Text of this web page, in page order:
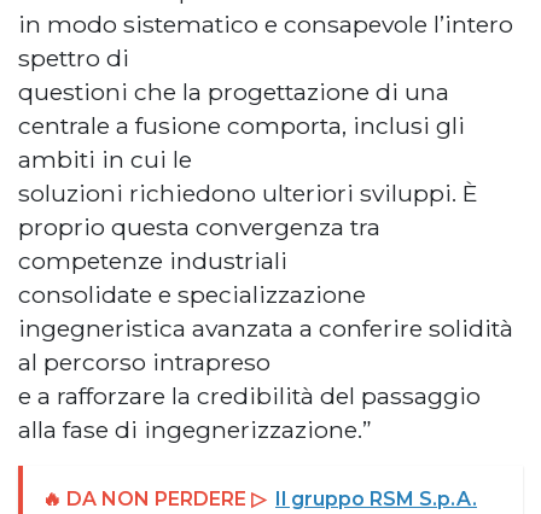
in modo sistematico e consapevole l’intero
spettro di
questioni che la progettazione di una
centrale a fusione comporta, inclusi gli
ambiti in cui le
soluzioni richiedono ulteriori sviluppi. È
proprio questa convergenza tra
competenze industriali
consolidate e specializzazione
ingegneristica avanzata a conferire solidità
al percorso intrapreso
e a rafforzare la credibilità del passaggio
alla fase di ingegnerizzazione.”
🔥 DA NON PERDERE ▷ Il gruppo RSM S.p.A.